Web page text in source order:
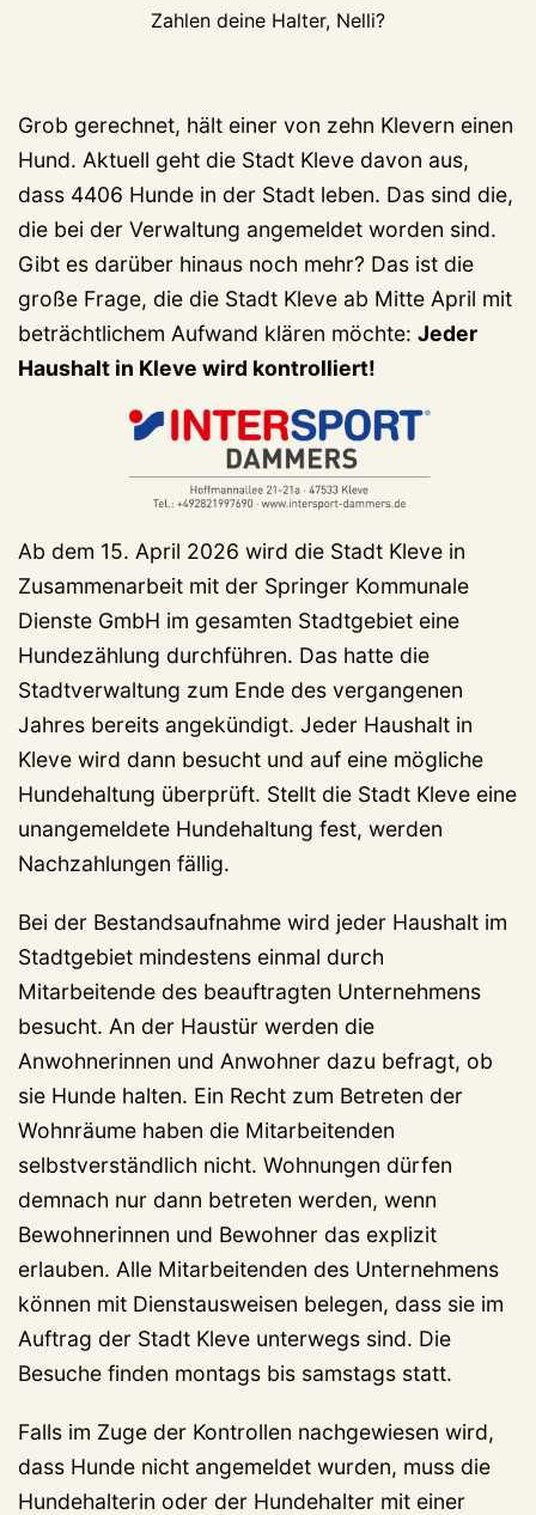
Zahlen deine Halter, Nelli?
Grob gerechnet, hält einer von zehn Klevern einen
Hund. Aktuell geht die Stadt Kleve davon aus,
dass 4406 Hunde in der Stadt leben. Das sind die,
die bei der Verwaltung angemeldet worden sind.
Gibt es darüber hinaus noch mehr? Das ist die
große Frage, die die Stadt Kleve ab Mitte April mit
beträchtlichem Aufwand klären möchte: Jeder
Haushalt in Kleve wird kontrolliert!
Ab dem 15. April 2026 wird die Stadt Kleve in
Zusammenarbeit mit der Springer Kommunale
Dienste GmbH im gesamten Stadtgebiet eine
Hundezählung durchführen. Das hatte die
Stadtverwaltung zum Ende des vergangenen
Jahres bereits angekündigt. Jeder Haushalt in
Kleve wird dann besucht und auf eine mögliche
Hundehaltung überprüft. Stellt die Stadt Kleve eine
unangemeldete Hundehaltung fest, werden
Nachzahlungen fällig.
Bei der Bestandsaufnahme wird jeder Haushalt im
Stadtgebiet mindestens einmal durch
Mitarbeitende des beauftragten Unternehmens
besucht. An der Haustür werden die
Anwohnerinnen und Anwohner dazu befragt, ob
sie Hunde halten. Ein Recht zum Betreten der
Wohnräume haben die Mitarbeitenden
selbstverständlich nicht. Wohnungen dürfen
demnach nur dann betreten werden, wenn
Bewohnerinnen und Bewohner das explizit
erlauben. Alle Mitarbeitenden des Unternehmens
können mit Dienstausweisen belegen, dass sie im
Auftrag der Stadt Kleve unterwegs sind. Die
Besuche finden montags bis samstags statt.
Falls im Zuge der Kontrollen nachgewiesen wird,
dass Hunde nicht angemeldet wurden, muss die
Hundehalterin oder der Hundehalter mit einer